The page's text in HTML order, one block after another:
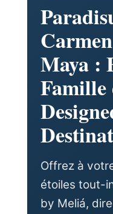
Maya :
Famille
Offrez à
étoiles tout-
by Meliá,